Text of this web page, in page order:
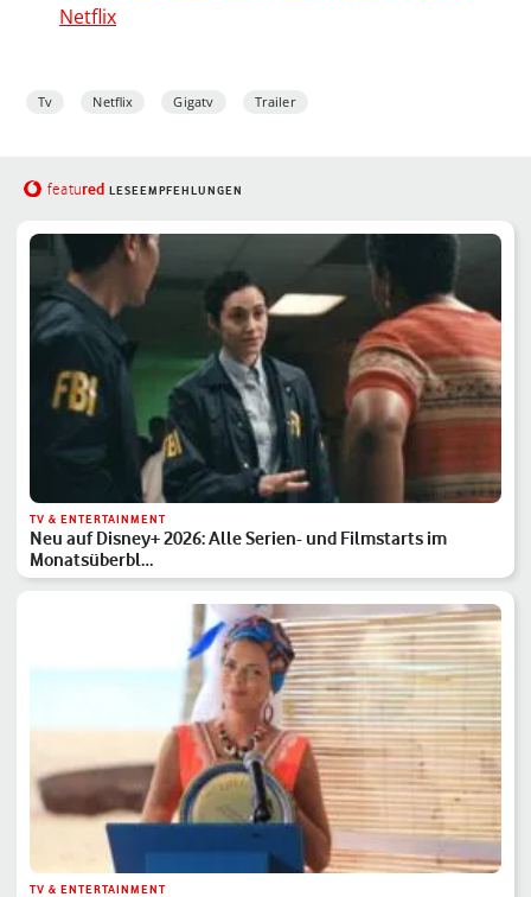
Netflix
Tv Netflix Gigatv Trailer
featured LESEEMPFEHLUNGEN
TV & ENTERTAINMENT
Neu auf Disney+ 2026: Alle Serien- und Filmstarts im
Monatsüberbl…
TV & ENTERTAINMENT